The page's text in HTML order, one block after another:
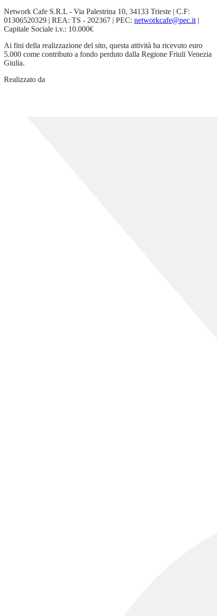
Network Cafe S.R.L - Via Palestrina 10, 34133 Trieste | C.F:
01306520329 | REA: TS - 202367 | PEC: networkcafe@pec.it |
Capitale Sociale i.v.: 10.000€
Ai fini della realizzazione del sito, questa attività ha ricevuto euro
5.000 come contributo a fondo perduto dalla Regione Friuli Venezia
Giulia.
Realizzato da